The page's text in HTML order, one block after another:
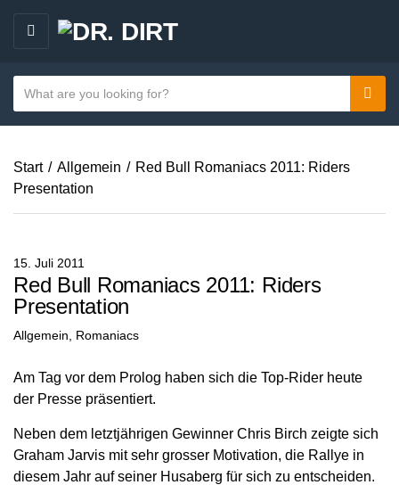
M
a
e
g
o
n
a
m
e
e
a
c
h
t
x
t
Start / Allgemein / Red Bull Romaniacs 2011: Riders
Presentation
15. Juli 2011
Red Bull Romaniacs 2011: Riders
Presentation
Allgemein Romaniacs
Am Tag vor dem Prolog haben sich die Top-Rider heute
der Presse präsentiert.
Neben dem letztjährigen Gewinner Chris Birch zeigte sich
Graham Jarvis mit sehr grosser Motivation, die Rallye in
diesem Jahr auf seiner Husaberg für sich zu entscheiden.